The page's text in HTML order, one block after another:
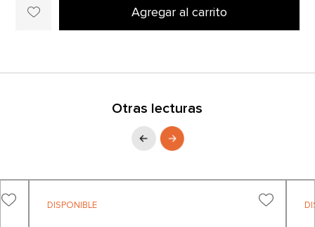
Agregar al carrito
Otras lecturas
DISPONIBLE